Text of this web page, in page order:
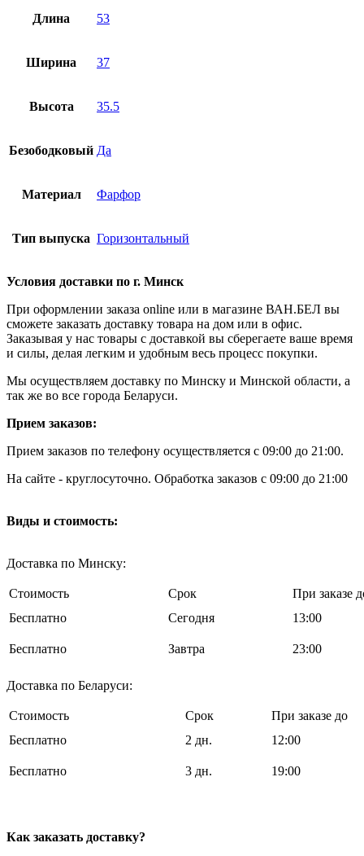
Длина 53
Ширина 37
Высота 35.5
Безободковый Да
Материал Фарфор
Тип выпуска Горизонтальный
Условия доставки по г. Минск
При оформлении заказа online или в магазине ВАН.БЕЛ вы
сможете заказать доставку товара на дом или в офис.
Заказывая у нас товары с доставкой вы сберегаете ваше время
и силы, делая легким и удобным весь процесс покупки.
Мы осуществляем доставку по Минску и Минской области, а
так же во все города Беларуси.
Прием заказов:
Прием заказов по телефону осуществляется с 09:00 до 21:00.
На сайте - круглосуточно. Обработка заказов с 09:00 до 21:00
Виды и стоимость:
Доставка по Минску:
Стоимость Срок
При заказе
Бесплатно
Cегодня 13:00
Бесплатно Завтра 23:00
Доставка по Беларуси:
Стоимость Срок
При заказе до
Бесплатно
2 дн. 12:00
Бесплатно 3 дн. 19:00
Как заказать доставку?